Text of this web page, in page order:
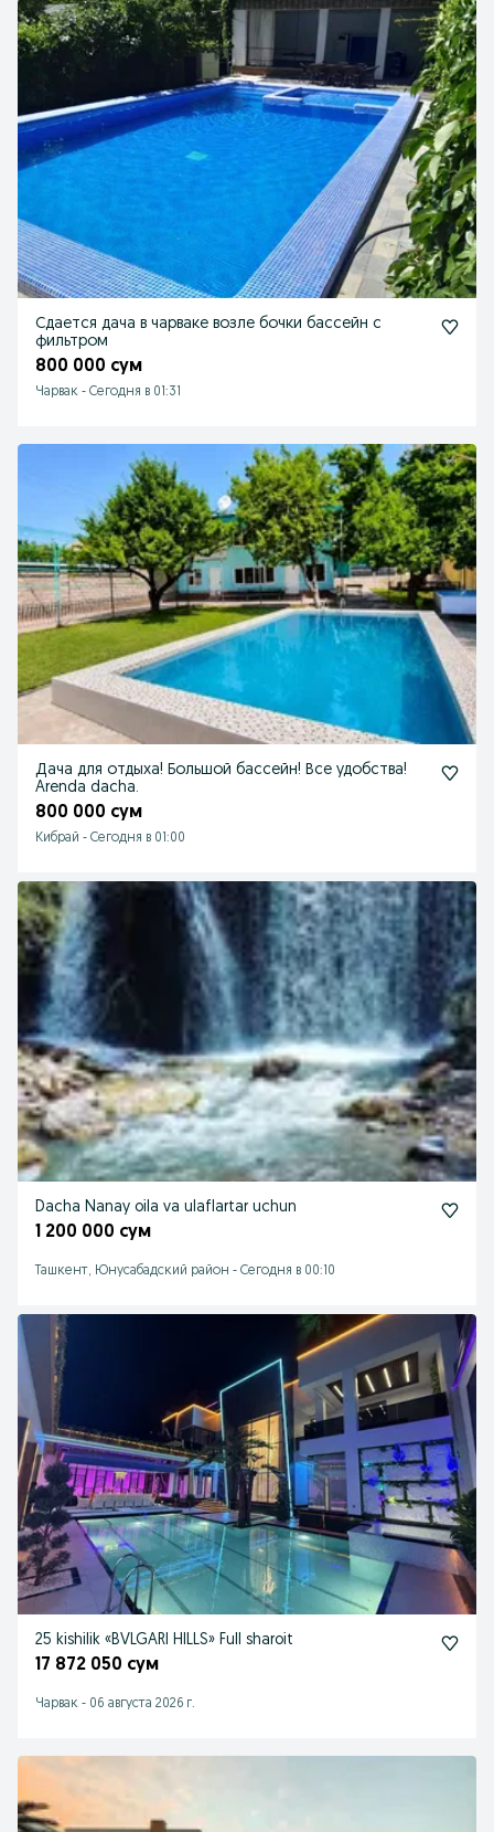
Сдается дача в чарваке возле бочки бассейн с
фильтром
800 000 сум
Чарвак - Сегодня в 01:31
Дача для отдыха! Большой бассейн! Все удобства!
Arenda dacha.
800 000 сум
Кибрай - Сегодня в 01:00
Dacha Nanay oila va ulaflartar uchun
1 200 000 сум
Ташкент, Юнусабадский район - Сегодня в 00:10
25 kishilik «BVLGARI HILLS» Full sharoit
17 872 050 сум
Чарвак - 06 августа 2026 г.